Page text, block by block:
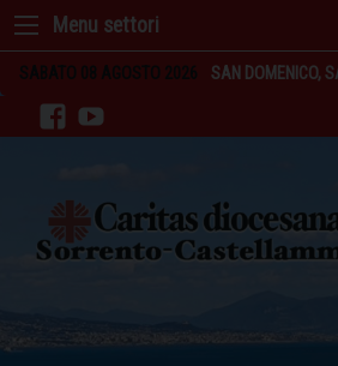
Skip
content
SABATO 08 AGOSTO 2026 SAN DOMENICO,
facebookyoutube